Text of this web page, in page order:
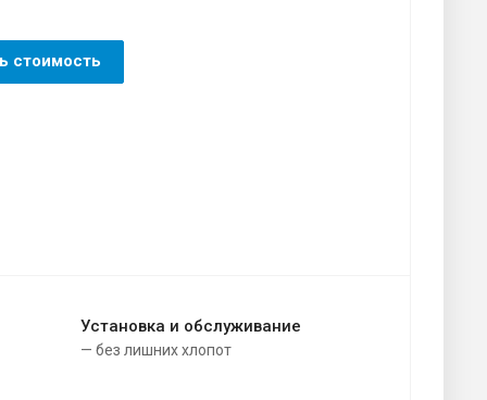
стоимость
Установка и обслуживание
— без лишних хлопот